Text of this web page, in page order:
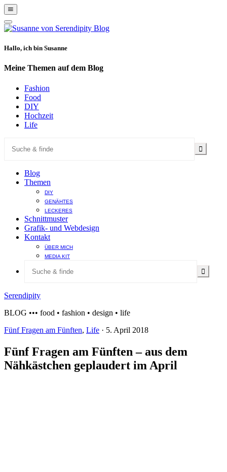
Show
Offscreen
Content
Hide
Offscreen
Hallo, ich bin Susanne
Meine Themen auf dem Blog
Fashion
Food
DIY
Hochzeit
Life
Blog
Themen
DIY
GENÄHTES
LECKERES
Schnittmuster
Grafik- und Webdesign
Kontakt
ÜBER MICH
MEDIA KIT
Serendipity
BLOG ••• food • fashion • design • life
Fünf Fragen am Fünften, Life · 5. April 2018
Fünf Fragen am Fünften – aus dem
Nähkästchen geplaudert im April